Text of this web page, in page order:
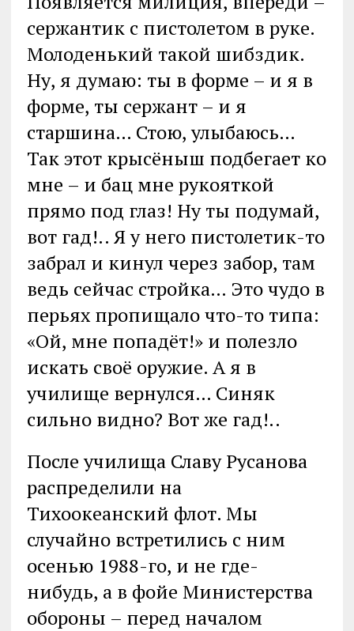
сержантик с пистолетом в руке.
Молоденький такой шибздик.
Ну, я думаю: ты в форме – и я в
форме, ты сержант – и я
старшина… Стою, улыбаюсь…
Так этот крысёныш подбегает ко
мне – и бац мне рукояткой
прямо под глаз! Ну ты подумай,
вот гад!.. Я у него пистолетик-то
забрал и кинул через забор, там
ведь сейчас стройка… Это чудо в
перьях пропищало что-то типа:
«Ой, мне попадёт!» и полезло
искать своё оружие. А я в
училище вернулся… Синяк
сильно видно? Вот же гад!..
После училища Славу Русанова
распределили на
Тихоокеанский флот. Мы
случайно встретились с ним
осенью 1988-го, и не где-
нибудь, а в фойе Министерства
обороны – перед началом